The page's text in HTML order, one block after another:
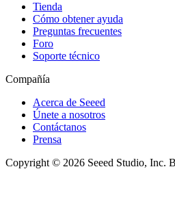
Tienda
Cómo obtener ayuda
Preguntas frecuentes
Foro
Soporte técnico
Compañía
Acerca de Seeed
Únete a nosotros
Contáctanos
Prensa
Copyright © 2026 Seeed Studio, Inc.